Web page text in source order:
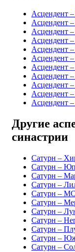
Асцендент
Асцендент
Асцендент
Асцендент
Асцендент
Асцендент
Асцендент
Асцендент
Асцендент
Асцендент
Асцендент
Другие
синастрии
Сатурн –
Сатурн –
Сатурн –
Сатурн –
Сатурн – MC
Сатурн –
Сатурн –
Сатурн –
Сатурн –
Сатурн –
Сатурн –